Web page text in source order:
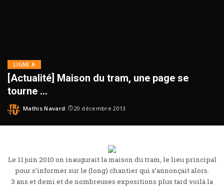
LIGNE A
[Actualité] Maison du tram, une page se
tourne …
Mathis Navard 20 décembre 2013
Le 11 juin 2010 on inaugurait la maison du tram, le lieu principal
pour s’informer sur le (long) chantier qui s’annonçait alors.
3 ans et demi et de nombreuses expositions plus tard voilà la